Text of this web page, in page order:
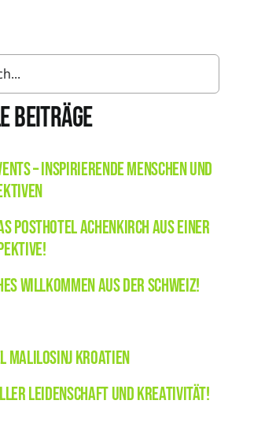
BEITRÄGE
– Inspirierende Menschen und
Posthotel Achenkirch aus einer
Willkommen aus der Schweiz!
Malilosinj Kroatien
Leidenschaft und Kreativität!